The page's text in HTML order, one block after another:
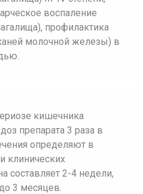
воспаление
профилактика
молочной железы) в
кишечника
препарата 3 раза в
определяют в
клинических
составляет 2-4 недели,
3 месяцев.